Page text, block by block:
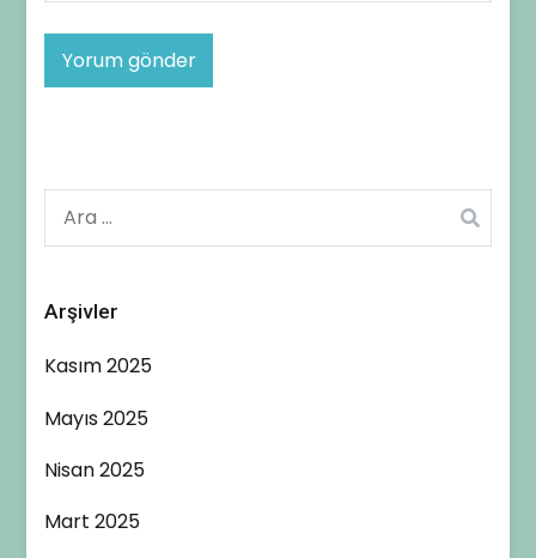
Arama:
Arşivler
Kasım 2025
Mayıs 2025
Nisan 2025
Mart 2025